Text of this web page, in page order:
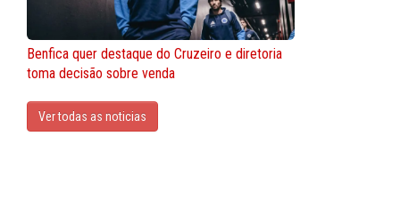
Benfica quer destaque do Cruzeiro e diretoria
toma decisão sobre venda
Ver todas as noticias